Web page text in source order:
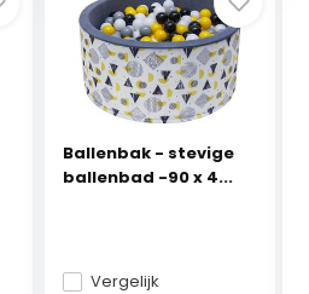
Ballenbak - stevige
ballenbad -90 x 4...
Vergelijk